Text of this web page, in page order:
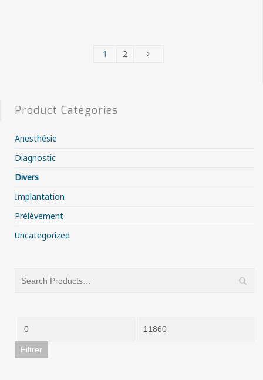
1 2
Product Categories
Anesthésie
Diagnostic
Divers
Implantation
Prélèvement
Uncategorized
Filtrer